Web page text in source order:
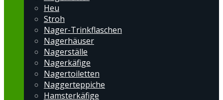
Heu
Stroh
Nager-Trinkflaschen
Nagerhäuser
Nagerställe
Nagerkäfige
Nagertoiletten
Naggerteppiche
Hamsterkäfige